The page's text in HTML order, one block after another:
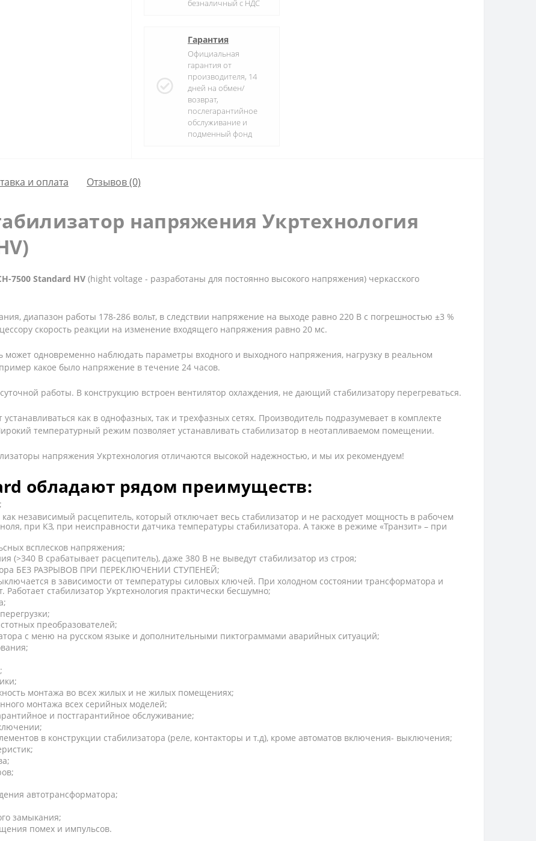
безналичный с НДС
Гарантия
Официальная
гарантия от
производителя, 14
дней на обмен/
возврат,
послегарантийное
обслуживание и
подменный фонд
и оплата Отзывов (0)
напряжения Укртехнология
7500 Standard HV (hight voltage - разработаны для постоянно высокого напряжения) черкасского
диапазон работы 178-286 вольт, в следствии напряжение на выходе равно 220 В с погрешностью ±3 %
скорость реакции на изменение входящего напряжения равно 20 мс.
может одновременно наблюдать параметры входного и выходного напряжения, нагрузку в реальном
какое было напряжение в течение 24 часов.
работы. В конструкцию встроен вентилятор охлаждения, не дающий стабилизатору перегреваться.
как в однофазных, так и трехфазных сетях. Производитель подразумевает в комплекте
температурный режим позволяет устанавливать стабилизатор в неотапливаемом помещении.
напряжения Укртехнология отличаются высокой надежностью, и мы их рекомендуем!
обладают рядом преимуществ:
независимый расцепитель, который отключает весь стабилизатор и не расходует мощность в рабочем
при КЗ, при неисправности датчика температуры стабилизатора. А также в режиме «Транзит» – при
всплесков напряжения;
(>340 В срабатывает расцепитель), даже 380 В не выведут стабилизатор из строя;
БЕЗ РАЗРЫВОВ ПРИ ПЕРЕКЛЮЧЕНИИ СТУПЕНЕЙ;
в зависимости от температуры силовых ключей. При холодном состоянии трансформатора и
стабилизатор Укртехнология практически бесшумно;
преобразователей;
с меню на русском языке и дополнительными пиктограммами аварийных ситуаций;
монтажа во всех жилых и не жилых помещениях;
монтажа всех серийных моделей;
и постгарантийное обслуживание;
в конструкции стабилизатора (реле, контакторы и т.д), кроме автоматов включения- выключения;
автотрансформатора;
замыкания;
помех и импульсов.